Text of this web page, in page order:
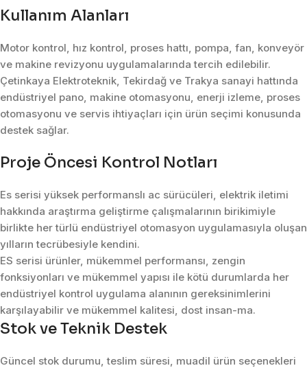
Kullanım Alanları
Motor kontrol, hız kontrol, proses hattı, pompa, fan, konveyör
ve makine revizyonu uygulamalarında tercih edilebilir.
Çetinkaya Elektroteknik, Tekirdağ ve Trakya sanayi hattında
endüstriyel pano, makine otomasyonu, enerji izleme, proses
otomasyonu ve servis ihtiyaçları için ürün seçimi konusunda
destek sağlar.
Proje Öncesi Kontrol Notları
Es serisi yüksek performanslı ac sürücüleri, elektrik iletimi
hakkında araştırma geliştirme çalışmalarının birikimiyle
birlikte her türlü endüstriyel otomasyon uygulamasıyla oluşan
yılların tecrübesiyle kendini.
ES serisi ürünler, mükemmel performansı, zengin
fonksiyonları ve mükemmel yapısı ile kötü durumlarda her
endüstriyel kontrol uygulama alanının gereksinimlerini
karşılayabilir ve mükemmel kalitesi, dost insan-ma.
Stok ve Teknik Destek
Güncel stok durumu, teslim süresi, muadil ürün seçenekleri